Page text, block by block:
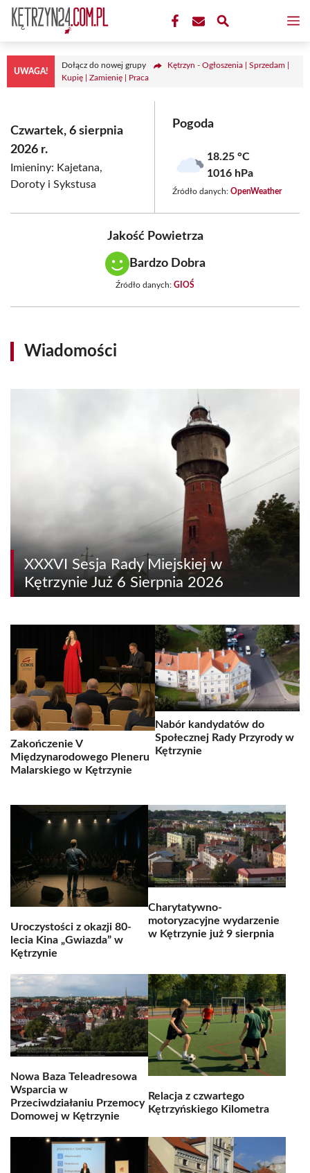
Przejdź
treści
UWAGA!
Dołącz do nowej grupy
Kętrzyn - Ogłoszenia | Sprzedam |
Kupię | Zamienię | Praca
Czwartek, 6 sierpnia
2026 r.
Imieniny: Kajetana,
Doroty i Sykstusa
Pogoda
18.25 °C
1016 hPa
Źródło danych: OpenWeather
Jakość Powietrza
Bardzo Dobra
Źródło danych: GIOŚ
Wiadomości
XXXVI Sesja Rady Miejskiej w
Kętrzynie Już 6 Sierpnia 2026
Zakończenie V
Międzynarodowego Pleneru
Malarskiego w Kętrzynie
Nabór kandydatów do
Społecznej Rady Przyrody w
Kętrzynie
Uroczystości z okazji 80-
lecia Kina „Gwiazda” w
Kętrzynie
Charytatywno-
motoryzacyjne wydarzenie
w Kętrzynie już 9 sierpnia
Nowa Baza Teleadresowa
Wsparcia w
Przeciwdziałaniu Przemocy
Domowej w Kętrzynie
Relacja z czwartego
Kętrzyńskiego Kilometra